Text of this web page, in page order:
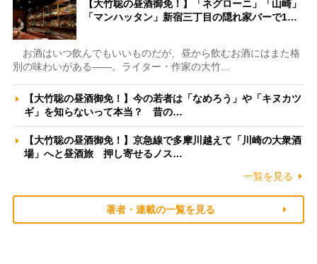
【大竹聡の昼酒御免！】「ネグローニ」「山崎」
「マンハッタン」新宿三丁目の隠れ家バーで1…
お酒はいつ飲んでもいいものだが、昼から飲むお酒にはまた格
別の味わいがある――。ライター・作家の大竹…
【大竹聡の昼酒御免！】今の若者は「なめろう」や「キヌカツ
ギ」を知らないって本当？ 昔の…
【大竹聡の昼酒御免！】京急線で多摩川越えて「川崎の大衆酒
場」へと昼酒旅 押し寄せるノス…
一覧を見る
著者・連載の一覧を見る